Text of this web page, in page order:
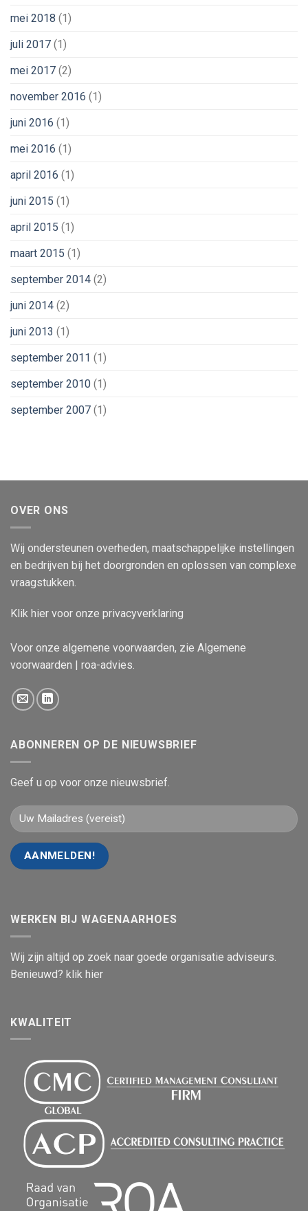
mei 2018 (1)
juli 2017 (1)
mei 2017 (2)
november 2016 (1)
juni 2016 (1)
mei 2016 (1)
april 2016 (1)
juni 2015 (1)
april 2015 (1)
maart 2015 (1)
september 2014 (2)
juni 2014 (2)
juni 2013 (1)
september 2011 (1)
september 2010 (1)
september 2007 (1)
OVER ONS
Wij ondersteunen overheden, maatschappelijke instellingen
en bedrijven bij het doorgronden en oplossen van complexe
vraagstukken.
Klik hier voor onze privacyverklaring
Voor onze algemene voorwaarden, zie Algemene
voorwaarden | roa-advies.
ABONNEREN OP DE NIEUWSBRIEF
Geef u op voor onze nieuwsbrief.
WERKEN BIJ WAGENAARHOES
Wij zijn altijd op zoek naar goede organisatie adviseurs.
Benieuwd? klik hier
KWALITEIT